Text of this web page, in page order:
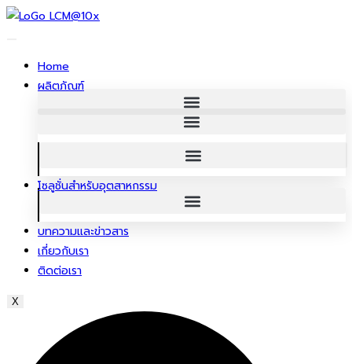
ข้าม
Home
ผลิตภัณฑ์
โซลูชั่นสําหรับอุตสาหกรรม
บทความและข่าวสาร
เกี่ยวกับเรา
ติดต่อเรา
X